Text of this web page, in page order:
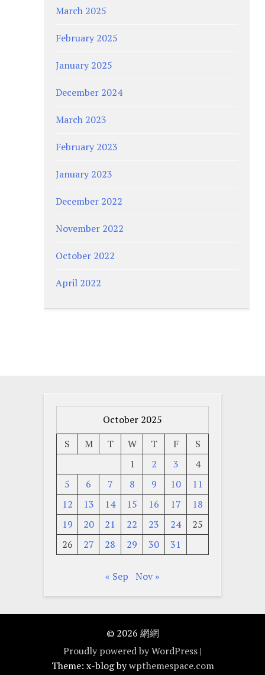
March 2025
February 2025
January 2025
December 2024
March 2023
February 2023
January 2023
December 2022
November 2022
October 2022
April 2022
October 2025
S
M T W T F
S
1
2 3
4
5
6 7 8 9 10
11
12
13 14 15 16 17
18
19
20 21 22 23 24
25
26
27 28 29 30 31
« Sep Nov »
© 2026 網網
Proudly powered by WordPress |
Theme: x-blog bywpthemespace.com